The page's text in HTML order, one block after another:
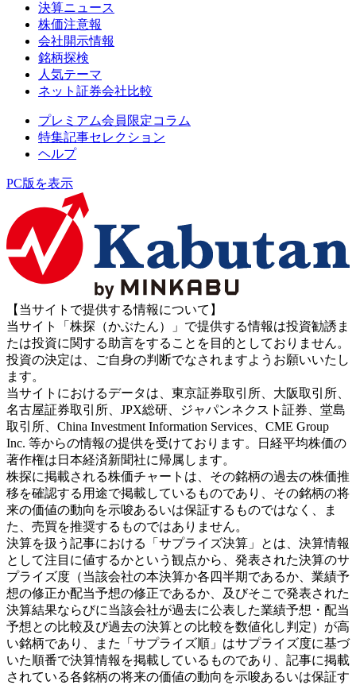
決算ニュース
株価注意報
会社開示情報
銘柄探検
人気テーマ
ネット証券会社比較
プレミアム会員限定コラム
特集記事セレクション
ヘルプ
PC版を表示
【当サイトで提供する情報について】
当サイト「株探（かぶたん）」で提供する情報は投資勧誘ま
たは投資に関する助言をすることを目的としておりません。
投資の決定は、ご自身の判断でなされますようお願いいたし
ます。
当サイトにおけるデータは、東京証券取引所、大阪取引所、
名古屋証券取引所、JPX総研、ジャパンネクスト証券、堂島
取引所、China Investment Information Services、CME Group
Inc. 等からの情報の提供を受けております。日経平均株価の
著作権は日本経済新聞社に帰属します。
株探に掲載される株価チャートは、その銘柄の過去の株価推
移を確認する用途で掲載しているものであり、その銘柄の将
来の価値の動向を示唆あるいは保証するものではなく、ま
た、売買を推奨するものではありません。
決算を扱う記事における「サプライズ決算」とは、決算情報
として注目に値するかという観点から、発表された決算のサ
プライズ度（当該会社の本決算か各四半期であるか、業績予
想の修正か配当予想の修正であるか、及びそこで発表された
決算結果ならびに当該会社が過去に公表した業績予想・配当
予想との比較及び過去の決算との比較を数値化し判定）が高
い銘柄であり、また「サプライズ順」はサプライズ度に基づ
いた順番で決算情報を掲載しているものであり、記事に掲載
されている各銘柄の将来の価値の動向を示唆あるいは保証す